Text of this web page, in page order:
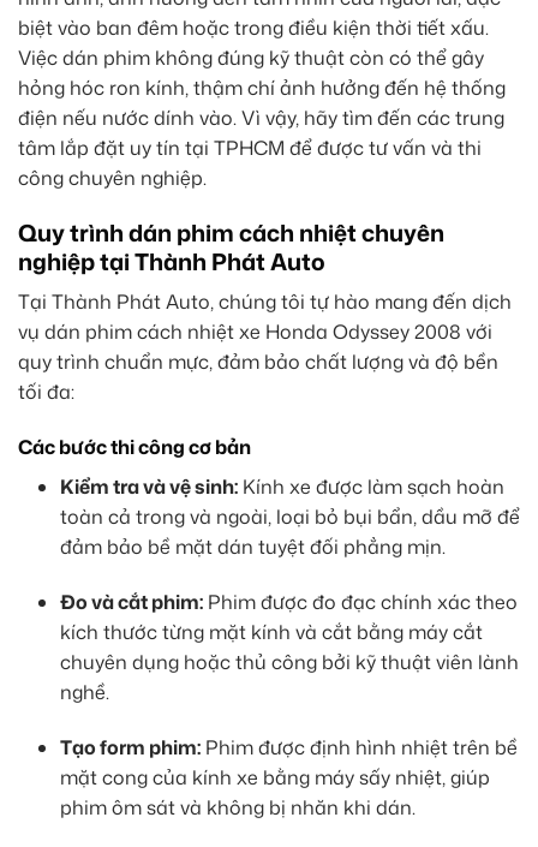
biệt vào ban đêm hoặc trong điều kiện thời tiết xấu.
Việc dán phim không đúng kỹ thuật còn có thể gây
hỏng hóc ron kính, thậm chí ảnh hưởng đến hệ thống
điện nếu nước dính vào. Vì vậy, hãy tìm đến các trung
tâm lắp đặt uy tín tại TPHCM để được tư vấn và thi
công chuyên nghiệp.
Quy trình dán phim cách nhiệt chuyên
nghiệp tại Thành Phát Auto
Tại Thành Phát Auto, chúng tôi tự hào mang đến dịch
vụ dán phim cách nhiệt xe Honda Odyssey 2008 với
quy trình chuẩn mực, đảm bảo chất lượng và độ bền
tối đa:
Các bước thi công cơ bản
Kiểm tra và vệ sinh: Kính xe được làm sạch hoàn
toàn cả trong và ngoài, loại bỏ bụi bẩn, dầu mỡ để
đảm bảo bề mặt dán tuyệt đối phẳng mịn.
Đo và cắt phim: Phim được đo đạc chính xác theo
kích thước từng mặt kính và cắt bằng máy cắt
chuyên dụng hoặc thủ công bởi kỹ thuật viên lành
nghề.
Tạo form phim: Phim được định hình nhiệt trên bề
mặt cong của kính xe bằng máy sấy nhiệt, giúp
phim ôm sát và không bị nhăn khi dán.